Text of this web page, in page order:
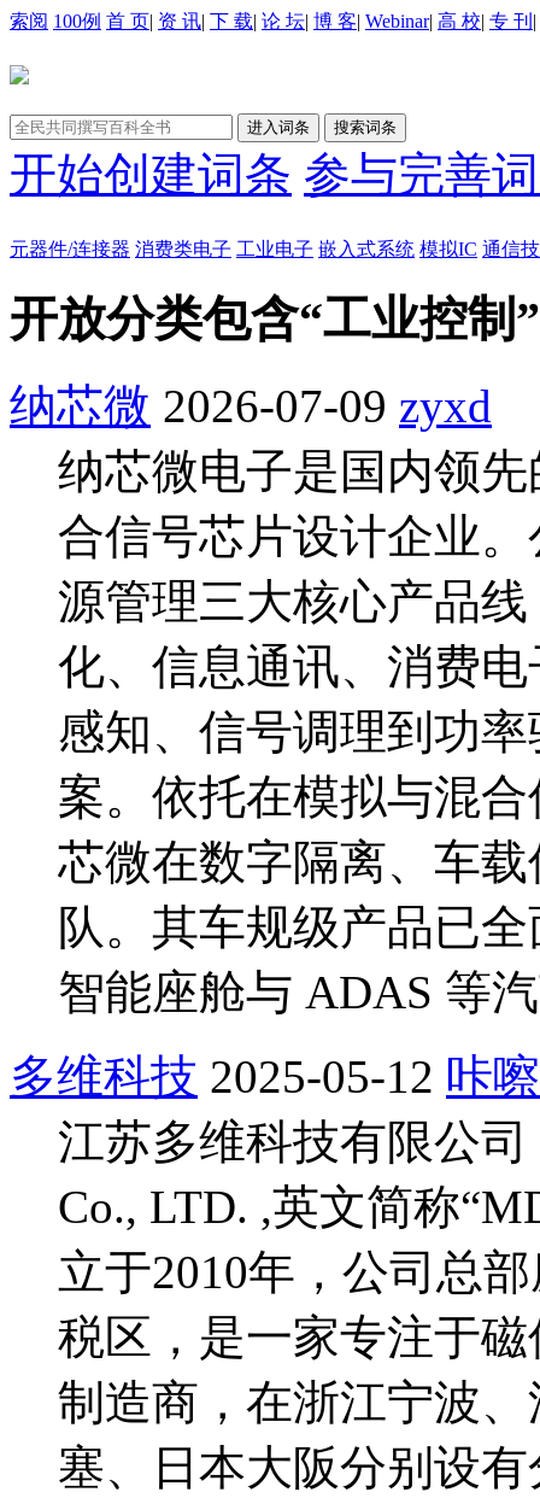
索阅 100例 首 页| 资 讯| 下 载| 论 坛| 博 客| Webinar| 高 校| 专 刊 |
开始创建词条 参与完善
元器件/连接器 消费类电子 工业电子 嵌入式系统 模拟IC 通信
开放分类包含“工业控制
纳芯微 2026-07-09 zyxd
纳芯微电子是国内领
合信号芯片设计企业
源管理三大核心产品
化、信息通讯、消费
感知、信号调理到功
案。依托在模拟与混
芯微在数字隔离、车
队。其车规级产品已
智能座舱与 ADAS 等
多维科技 2025-05-12 咔
江苏多维科技有限公司
Co., LTD. ,英文简称
立于2010年，公司总
税区，是一家专注于
制造商，在浙江宁波
塞、日本大阪分别设